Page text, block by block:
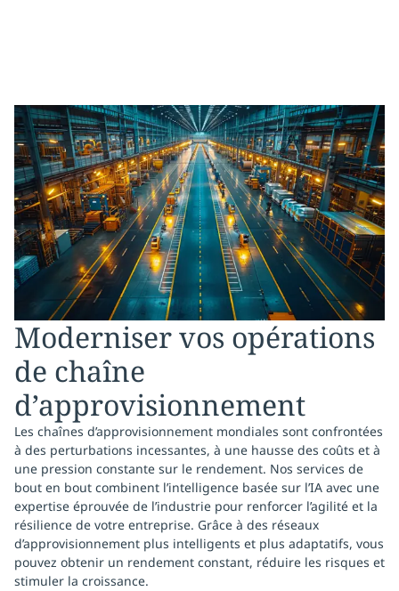
Moderniser vos opérations
de chaîne
d’approvisionnement
Les chaînes d’approvisionnement mondiales sont confrontées
à des perturbations incessantes, à une hausse des coûts et à
une pression constante sur le rendement. Nos services de
bout en bout combinent l’intelligence basée sur l’IA avec une
expertise éprouvée de l’industrie pour renforcer l’agilité et la
résilience de votre entreprise. Grâce à des réseaux
d’approvisionnement plus intelligents et plus adaptatifs, vous
pouvez obtenir un rendement constant, réduire les risques et
stimuler la croissance.